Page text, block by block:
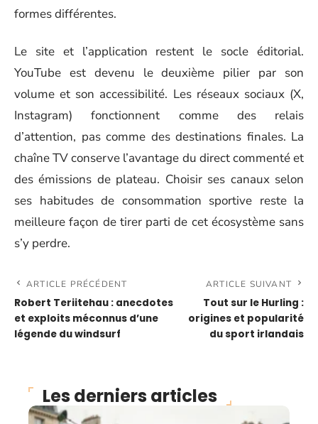
formes différentes.
Le site et l’application restent le socle éditorial.
YouTube est devenu le deuxième pilier par son
volume et son accessibilité. Les réseaux sociaux (X,
Instagram) fonctionnent comme des relais
d’attention, pas comme des destinations finales. La
chaîne TV conserve l’avantage du direct commenté et
des émissions de plateau. Choisir ses canaux selon
ses habitudes de consommation sportive reste la
meilleure façon de tirer parti de cet écosystème sans
s’y perdre.
ARTICLE PRÉCÉDENT
Robert Teriitehau : anecdotes
et exploits méconnus d’une
légende du windsurf
ARTICLE SUIVANT
Tout sur le Hurling :
origines et popularité
du sport irlandais
Les derniers articles